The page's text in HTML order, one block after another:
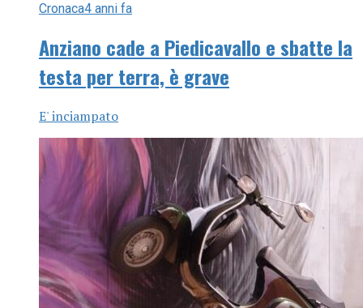
Cronaca4 anni fa
Anziano cade a Piedicavallo e sbatte la
testa per terra, è grave
E' inciampato